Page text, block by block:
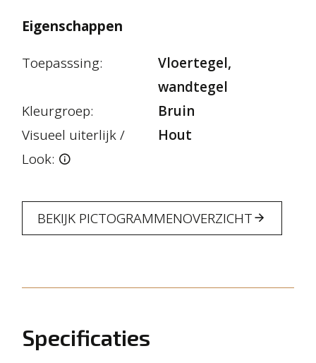
Eigenschappen
Toepasssing:
Vloertegel,
wandtegel
Kleurgroep:
Bruin
Visueel uiterlijk /
Look:
Hout
BEKIJK PICTOGRAMMENOVERZICHT
Specificaties